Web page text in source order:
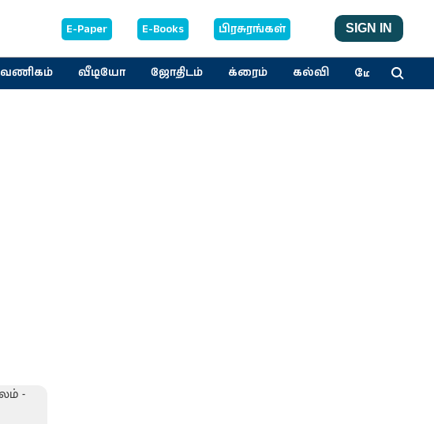
E-Paper E-Books பிரசுரங்கள் SIGN IN
வணிகம் வீடியோ ஜோதிடம் க்ரைம் கல்வி மேலும்